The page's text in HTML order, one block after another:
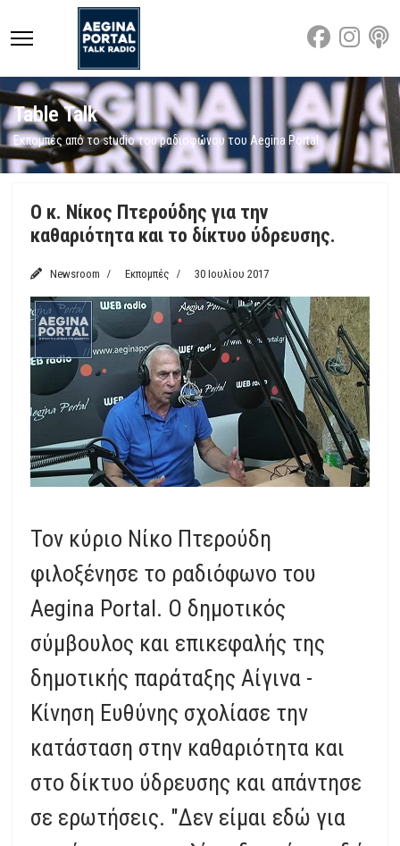
Table Talk
Εκπομπές από το studio του ραδιοφώνου του Aegina Portal
Ο κ. Νίκος Πτερούδης για την
καθαριότητα και το δίκτυο ύδρευσης.
Newsroom Εκπομπές 30 Ιουλίου 2017
Τον κύριο Νίκο Πτερούδη
φιλοξένησε το ραδιόφωνο του
Aegina Portal. Ο δημοτικός
σύμβουλος και επικεφαλής της
δημοτικής παράταξης Αίγινα -
Κίνηση Ευθύνης σχολίασε την
κατάσταση στην καθαριότητα και
στο δίκτυο ύδρευσης και απάντησε
σε ερωτήσεις. "Δεν είμαι εδώ για